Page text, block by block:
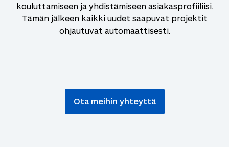
kouluttamiseen ja yhdistämiseen asiakasprofiiliisi.
Tämän jälkeen kaikki uudet saapuvat projektit
ohjautuvat automaattisesti.
Ota meihin yhteyttä